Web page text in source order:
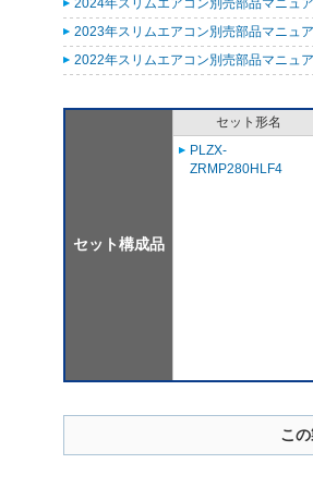
2024年スリムエアコン別売部品マニュ
2023年スリムエアコン別売部品マニュ
2022年スリムエアコン別売部品マニュ
セット構成品
セット形名
PLZX-
ZRMP280HLF4
こ